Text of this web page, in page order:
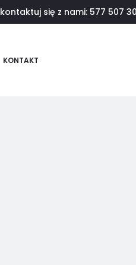
się z nami: 577 507
KONTAKT